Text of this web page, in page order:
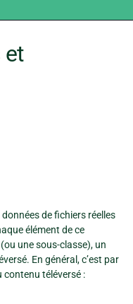
et
de fichiers réelles
élément de ce
(ou une sous-classe), un
En général, c’est par
contenu téléversé :